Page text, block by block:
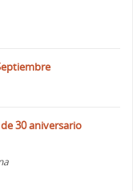
30 aniversario